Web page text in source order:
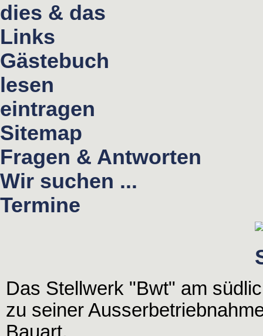
dies & das
Links
Gästebuch
lesen
eintragen
Sitemap
Fragen & Antworten
Wir suchen ...
Termine
Das Stellwerk "Bwt" am
zu seiner